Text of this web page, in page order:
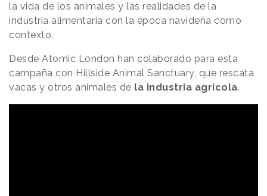
la vida de los animales y las realidades de la
industria alimentaria con la época navideña como
contexto.
Desde Atomic London han colaborado para esta
campaña ​​con Hillside Animal Sanctuary, que rescata
vacas y otros animales de la industria agrícola.